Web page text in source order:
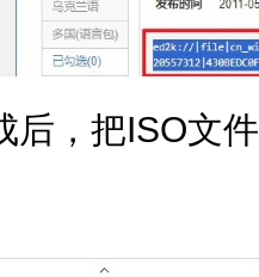
后，把ISO文